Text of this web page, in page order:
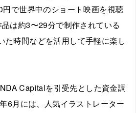
で世界中のショート映画を視聴
は約3〜29分で制作されている
た時間などを活用して手軽に楽し
Capitalを引受先とした資金調
6月には、人気イラストレーター